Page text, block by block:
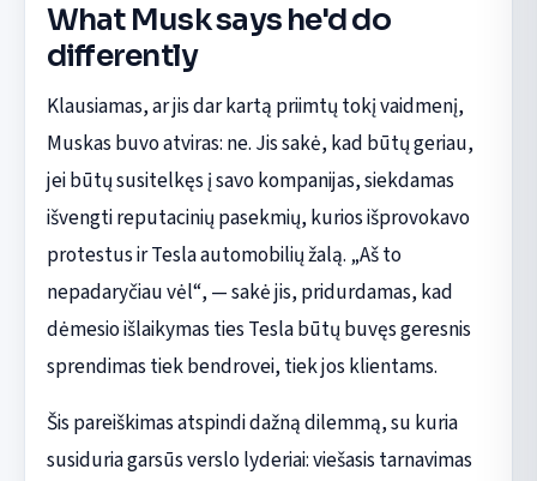
What Musk says he'd do
differently
Klausiamas, ar jis dar kartą priimtų tokį vaidmenį,
Muskas buvo atviras: ne. Jis sakė, kad būtų geriau,
jei būtų susitelkęs į savo kompanijas, siekdamas
išvengti reputacinių pasekmių, kurios išprovokavo
protestus ir Tesla automobilių žalą. „Aš to
nepadaryčiau vėl“, — sakė jis, pridurdamas, kad
dėmesio išlaikymas ties Tesla būtų buvęs geresnis
sprendimas tiek bendrovei, tiek jos klientams.
Šis pareiškimas atspindi dažną dilemmą, su kuria
susiduria garsūs verslo lyderiai: viešasis tarnavimas